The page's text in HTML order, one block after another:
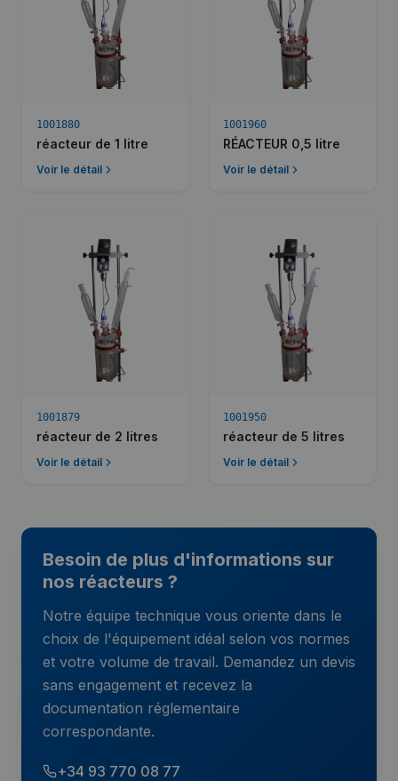
1001880
réacteur de 1 litre
Voir le détail
1001960
RÉACTEUR 0,5 litre
Voir le détail
1001879
réacteur de 2 litres
Voir le détail
1001950
réacteur de 5 litres
Voir le détail
Besoin de plus d'informations sur
nos réacteurs ?
Notre équipe technique vous oriente dans le
choix de l'équipement idéal selon vos normes
et votre volume de travail. Demandez un devis
sans engagement et recevez la
documentation réglementaire
correspondante.
+34 93 770 08 77